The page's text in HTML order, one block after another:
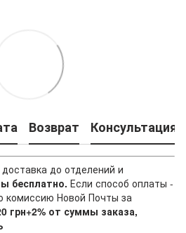
Возврат Консультация
доставка до отделений и
бесплатно. Если способ оплаты -
комиссию Новой Почты за
грн+2% от суммы заказа,